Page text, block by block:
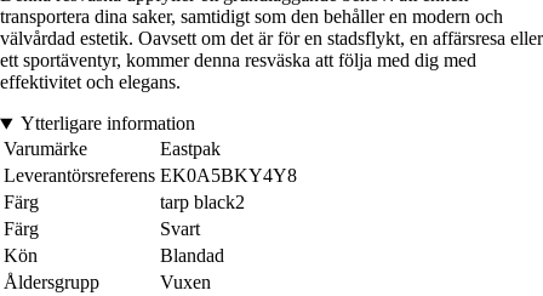
transportera dina saker, samtidigt som den behåller en modern och
välvårdad estetik. Oavsett om det är för en stadsflykt, en affärsresa eller
ett sportäventyr, kommer denna resväska att följa med dig med
effektivitet och elegans.
Ytterligare information
Varumärke
Eastpak
Leverantörsreferens EK0A5BKY4Y8
Färg
tarp black2
Färg
Svart
Kön
Blandad
Åldersgrupp
Vuxen